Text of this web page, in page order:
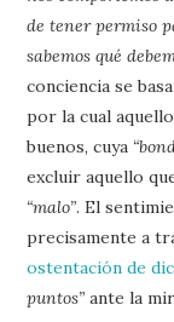
de tener permiso
sabemos qué
conciencia se
por la cual
buenos, cuya
excluir aquello
“malo”. El
precisamente a
ostentación de
puntos” ante la